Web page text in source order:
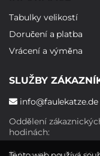
Tabulky velikostí
Doručení a platba
Vrácení a výměna
SLUŽBY
info@faulekatze.de
Oddělení
hodinách: